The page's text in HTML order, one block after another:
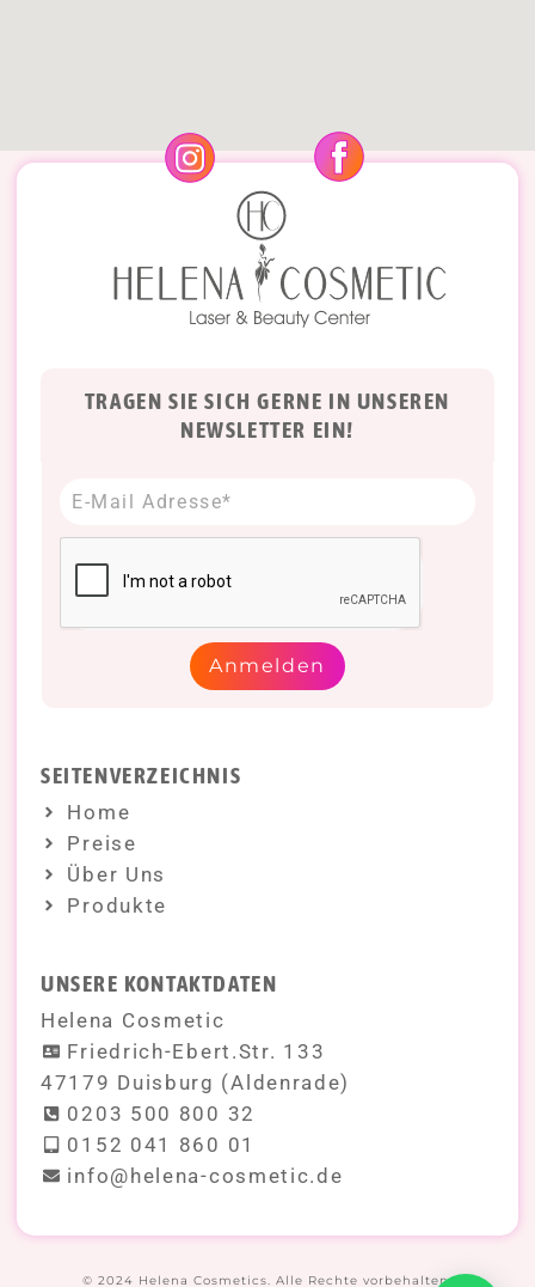
TRAGEN SIE SICH GERNE IN UNSEREN
NEWSLETTER EIN!
Anmelden
SEITENVERZEICHNIS
Home
Preise
Über Uns
Produkte
UNSERE KONTAKTDATEN
Helena Cosmetic
Friedrich-Ebert.Str. 133
47179 Duisburg (Aldenrade)
0203 500 800 32
0152 041 860 01
info@helena-cosmetic.de
© 2024 Helena Cosmetics. Alle Rechte vorbehalten.